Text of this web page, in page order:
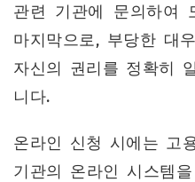
관련 기관에 문의하여
마지막으로, 부당한 대
자신의 권리를 정확히
니다.
온라인 신청 시에는 고
기관의 온라인 시스템